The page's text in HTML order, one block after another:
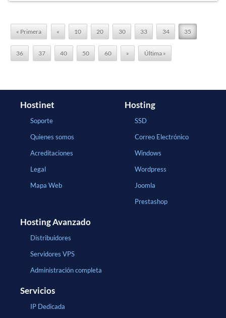
« Primera « 10 20 30 33 34 35
36 37 40 50 60 » Última »
Hostinet
Soporte
Quienes somos
Acreditaciones
Legal
Mapa Web
Hosting
SSD
Correo Electrónico
Windows
Wordpress
Joomla
Prestashop
Hosting Avanzado
Distribuidores
Servidores VPS
Administración completa
Servicios
IP Dedicada